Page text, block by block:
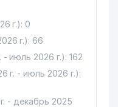
г.): 0
г.): 66
июль 2026 г.): 162
г. - июль 2026 г.):
- декабрь 2025